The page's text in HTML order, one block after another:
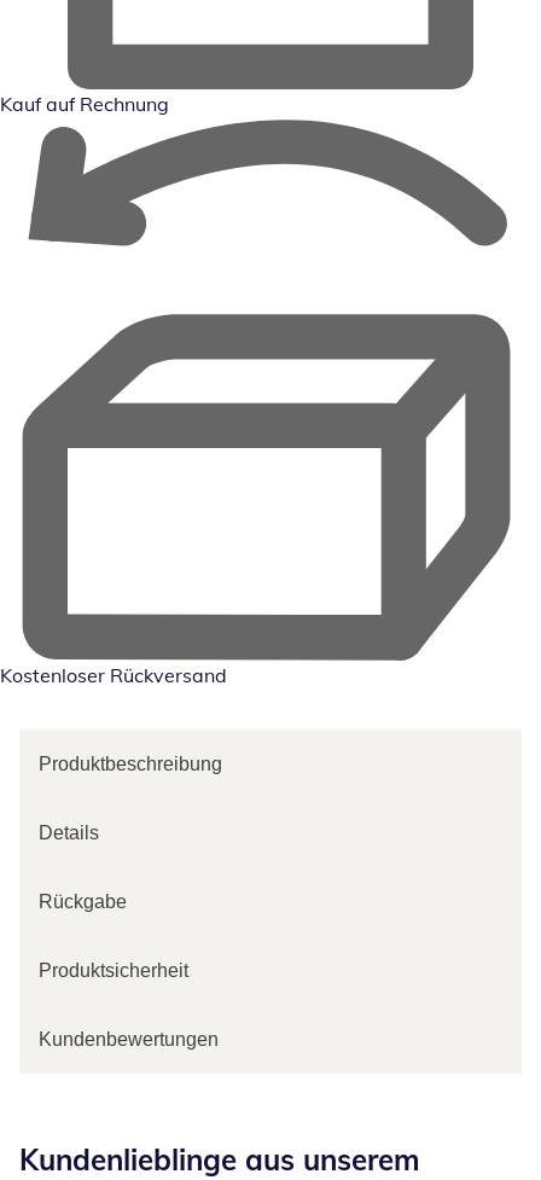
Kauf auf Rechnung
Kostenloser Rückversand
Produktbeschreibung
Details
Rückgabe
Produktsicherheit
Kundenbewertungen
Kundenlieblinge aus unserem